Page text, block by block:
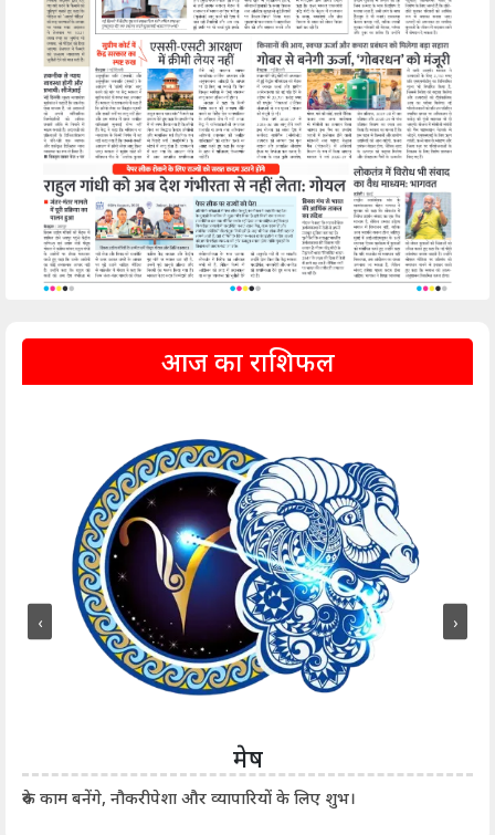
आज का राशिफल
मेष
रुके काम बनेंगे, नौकरीपेशा और व्यापारियों के लिए शुभ।
‹ ›